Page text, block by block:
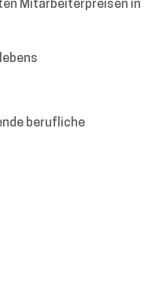
Mitarbeiterpreisen in
berufliche